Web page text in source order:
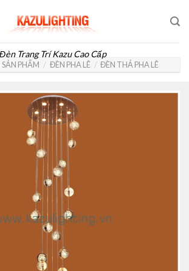
Đèn Trang Trí Kazu Cao Cấp
SẢN PHẨM / ĐÈN PHA LÊ / ĐÈN THẢ PHA LÊ